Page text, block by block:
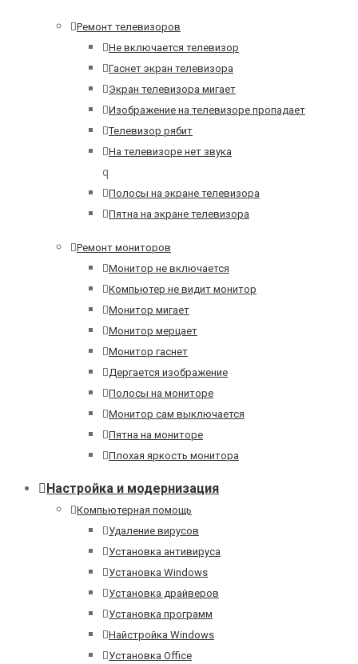
Ремонт телевизоров
Не включается телевизор
Гаснет экран телевизора
Экран телевизора мигает
Изображение на телевизоре пропадает
Телевизор рябит
На телевизоре нет звука
q
Полосы на экране телевизора
Пятна на экране телевизора
Ремонт мониторов
Монитор не включается
Компьютер не видит монитор
Монитор мигает
Монитор мерцает
Монитор гаснет
Дергается изображение
Полосы на мониторе
Монитор сам выключается
Пятна на мониторе
Плохая яркость монитора
Настройка и модернизация
Компьютерная помощь
Удаление вирусов
Установка антивируса
Установка Windows
Установка драйверов
Установка программ
Найстройка Windows
Установка Office